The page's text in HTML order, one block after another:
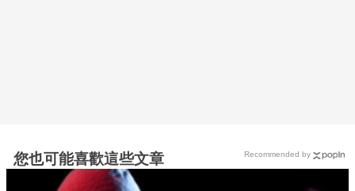
您也可能喜歡這些文章 Recommended by